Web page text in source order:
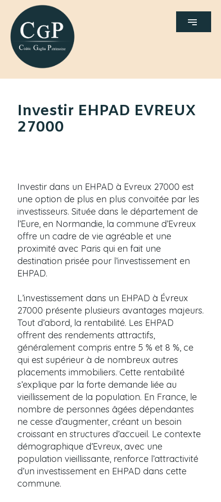
Investir EHPAD EVREUX
27000
Investir dans un EHPAD à Evreux 27000 est
une option de plus en plus convoitée par les
investisseurs. Située dans le département de
l’Eure, en Normandie, la commune d’Evreux
offre un cadre de vie agréable et une
proximité avec Paris qui en fait une
destination prisée pour l’investissement en
EHPAD.
L’investissement dans un EHPAD à Évreux
27000 présente plusieurs avantages majeurs.
Tout d’abord, la rentabilité. Les EHPAD
offrent des rendements attractifs,
généralement compris entre 5 % et 8 %, ce
qui est supérieur à de nombreux autres
placements immobiliers. Cette rentabilité
s’explique par la forte demande liée au
vieillissement de la population. En France, le
nombre de personnes âgées dépendantes
ne cesse d’augmenter, créant un besoin
croissant en structures d’accueil. Le contexte
démographique d’Evreux, avec une
population vieillissante, renforce l’attractivité
d’un investissement en EHPAD dans cette
commune.